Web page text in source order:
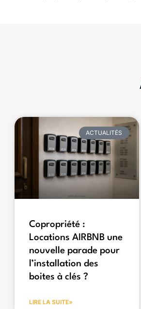
ACTUALITÉS
Copropriété :
Locations AIRBNB une
nouvelle parade pour
l’installation des
boites à clés ?
LIRE LA SUITE»